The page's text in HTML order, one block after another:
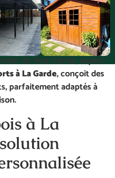
voiture en bois
La Garde ?
en ajoutant de la
grâce à uncarport
du Bois Varois, expert
à La Garde, conçoit des
parfaitement adaptés à
à La